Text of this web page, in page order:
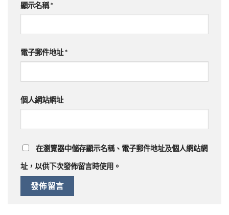
顯示名稱*
電子郵件地址*
個人網站網址
在瀏覽器中儲存顯示名稱、電子郵件地址及個人網站網
址，以供下次發佈留言時使用。